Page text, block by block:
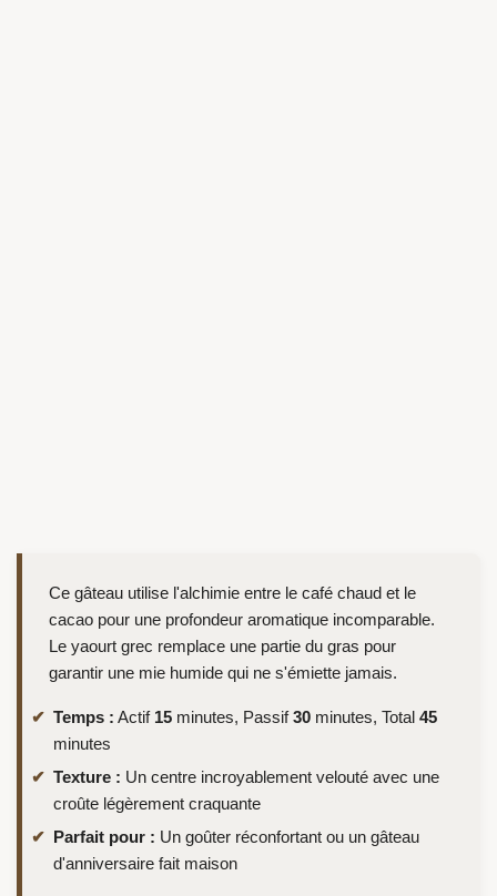
Ce gâteau utilise l'alchimie entre le café chaud et le
cacao pour une profondeur aromatique incomparable.
Le yaourt grec remplace une partie du gras pour
garantir une mie humide qui ne s'émiette jamais.
Temps : Actif 15 minutes, Passif30 minutes, Total 45
minutes
Texture : Un centre incroyablement velouté avec une
croûte légèrement craquante
Parfait pour : Un goûter réconfortant ou un gâteau
d'anniversaire fait maison